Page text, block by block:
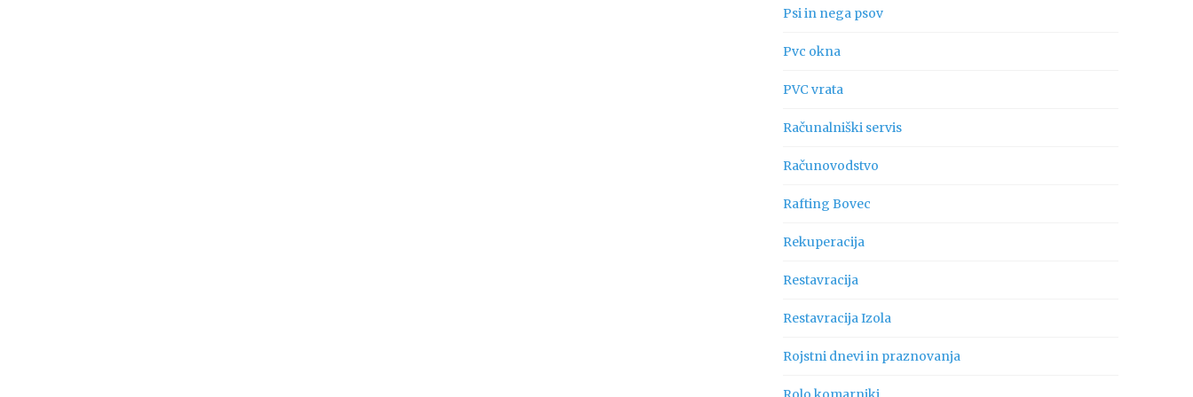
Psi in nega psov
Pvc okna
PVC vrata
Računalniški servis
Računovodstvo
Rafting Bovec
Rekuperacija
Restavracija
Restavracija Izola
Rojstni dnevi in praznovanja